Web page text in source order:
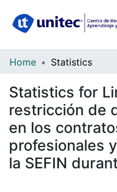
Communities
Collections
All of DSpace
Home Statistics
Statistics for
restricción de
en los
profesionales
la SEFIN